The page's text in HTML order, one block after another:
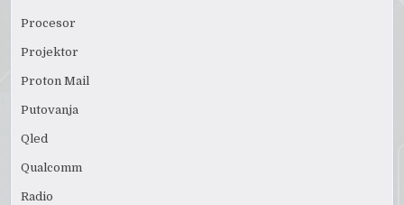
Procesor
Projektor
Proton Mail
Putovanja
Qled
Qualcomm
Radio